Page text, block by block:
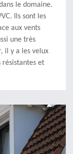
le domaine.
Ils sont les
aux vents
une très
il y a les velux
résistantes et